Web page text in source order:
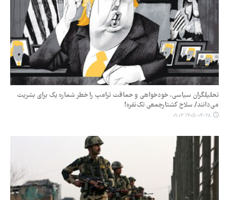
تحلیلگران سیاسی، خودخواهی و حماقت ترامپ را خطر شماره یک برای بشریت
می‌دانند/ سلاح کشتارجمعی تک‌نفره!
۱۴۰۵-۰۴-۲۸ ۰۹:۰۳